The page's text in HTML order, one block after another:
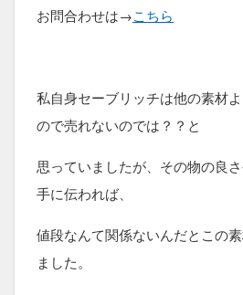
お問合わせは→こちら
私自身セーブリッチは他の素材
ので売れないのでは？？と
思っていましたが、その物の良
手に伝われば、
値段なんて関係ないんだとこの
ました。